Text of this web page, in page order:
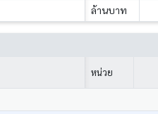
ล้านบาท
หน่วย